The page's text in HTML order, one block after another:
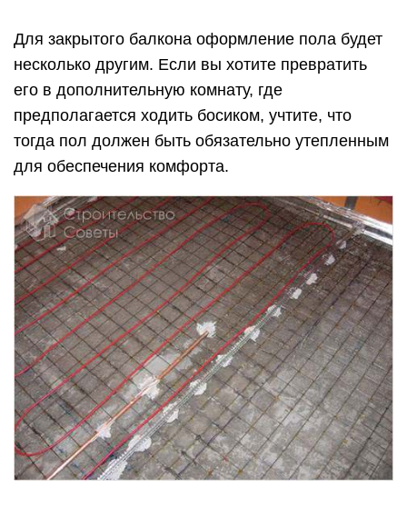
Для закрытого балкона оформление пола будет
несколько другим. Если вы хотите превратить
его в дополнительную комнату, где
предполагается ходить босиком, учтите, что
тогда пол должен быть обязательно утепленным
для обеспечения комфорта.